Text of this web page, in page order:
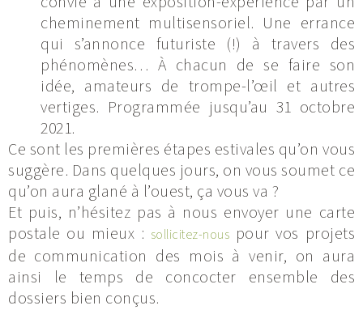
cheminement multisensoriel. Une errance
qui s’annonce futuriste (!) à travers des
phénomènes… À chacun de se faire son
idée, amateurs de trompe-l’œil et autres
vertiges. Programmée jusqu’au 31 octobre
2021.
Ce sont les premières étapes estivales qu’on vous
suggère. Dans quelques jours, on vous soumet ce
qu’on aura glané à l’ouest, ça vous va ?
Et puis, n’hésitez pas à nous envoyer une carte
postale ou mieux : sollicitez-nous pour vos projets
de communication des mois à venir, on aura
ainsi le temps de concocter ensemble des
dossiers bien conçus.